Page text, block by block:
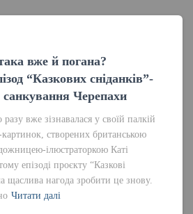
вже й погана?
“Казкових сніданків”-
санкування Черепахи
вже зізнавалася у своїй палкій
створених британською
ілюстраторкою Каті
епізоді проєкту “Казкові
щаслива нагода зробити це знову.
Читати далі